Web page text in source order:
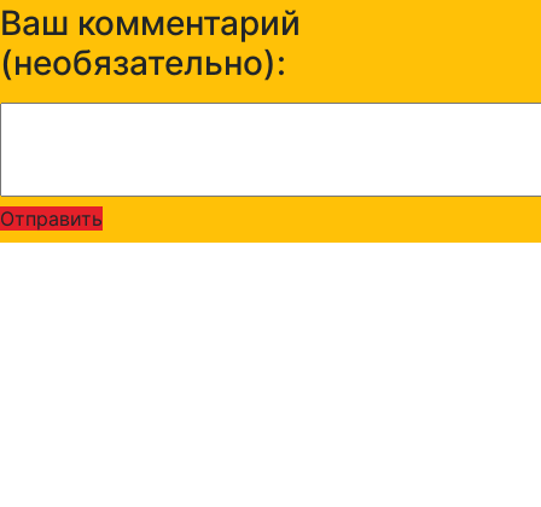
Ваш комментарий
(необязательно):
Отправить